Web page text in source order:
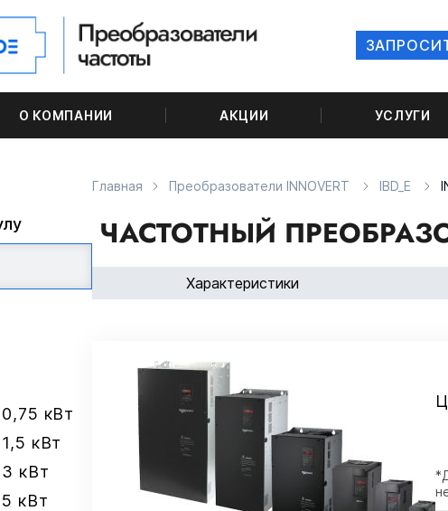
О КОМПАНИИ АКЦИИ УСЛУГИ
Главная Преобразователи INNOVERT IBD_E
0,75 кВт
1,5 кВт
3 кВт
5 кВт
ЧАСТОТНЫЙ
Характеристики